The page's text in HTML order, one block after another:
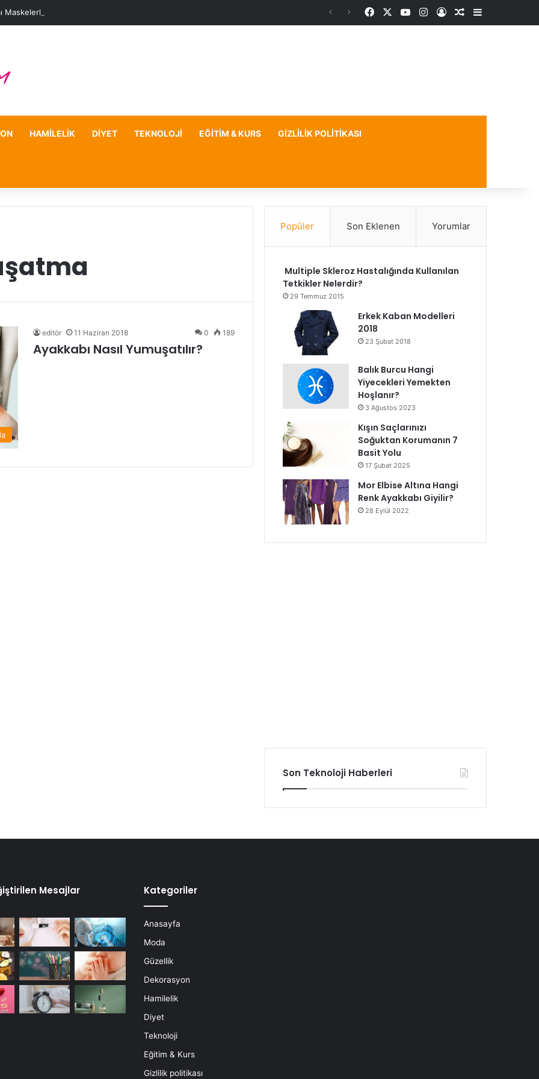
Maskelerle Leke Sorununa Çözüm Önerileri FacebookYouTubeInstagram
Kayıt OlRastgele Makale
Kenar
HAMILELIK DIYET TEKNOLOJI EĞITIM & KURS GIZLILIK POLITIKASI
editör 11 Haziran 2018 0 189
Ayakkabı Nasıl Yumuşatılır?
Popüler Son Eklenen Yorumlar
Multiple Skleroz Hastalığında Kullanılan
Tetkikler Nelerdir?
29 Temmuz 2015
Erkek Kaban Modelleri
2018
23 Şubat 2018
Balık Burcu Hangi
Yiyecekleri Yemekten
Hoşlanır?
3 Ağustos 2023
Kışın Saçlarınızı
Soğuktan Korumanın 7
Basit Yolu
17 Şubat 2025
Mor Elbise Altına Hangi
Renk Ayakkabı Giyilir?
28 Eylül 2022
Son Teknoloji Haberleri
Mesajlar Kategoriler
Anasayfa
Moda
Güzellik
Dekorasyon
Hamilelik
Diyet
Teknoloji
Eğitim & Kurs
Gizlilik politikası